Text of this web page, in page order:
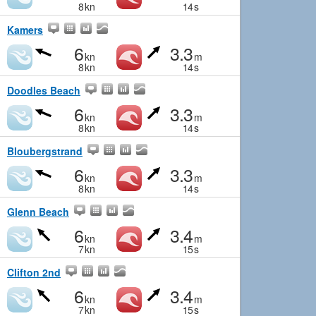
8kn 14s
Kamers
6kn
8kn
3.3m
14s
Doodles Beach
6kn
8kn
3.3m
14s
Bloubergstrand
6kn
8kn
3.3m
14s
Glenn Beach
6kn
7kn
3.4m
15s
Clifton 2nd
6kn
7kn
3.4m
15s